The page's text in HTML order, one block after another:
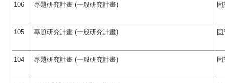
106 專題研究計畫 (一般研究計畫)
105 專題研究計畫 (一般研究計畫)
104 專題研究計畫 (一般研究計畫)